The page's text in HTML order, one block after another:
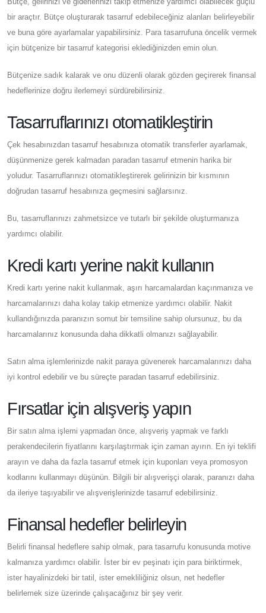
bir araçtır. Bütçe oluşturarak tasarruf edebileceğiniz alanları belirleyebilir
ve buna göre ayarlamalar yapabilirsiniz. Para tasarrufuna öncelik vermek
için bütçenize bir tasarruf kategorisi eklediğinizden emin olun.
Bütçenize sadık kalarak ve onu düzenli olarak gözden geçirerek finansal
hedeflerinize doğru ilerlemeyi sürdürebilirsiniz.
Tasarruflarınızı otomatikleştirin
Çek hesabınızdan tasarruf hesabınıza otomatik transferler ayarlamak,
düşünmenize gerek kalmadan paradan tasarruf etmenin harika bir
yoludur. Tasarruflarınızı otomatikleştirerek gelirinizin bir kısmının
doğrudan tasarruf hesabınıza geçmesini sağlarsınız.
Bu, tasarruflarınızı zahmetsizce ve tutarlı bir şekilde oluşturmanıza
yardımcı olabilir.
Kredi kartı yerine nakit kullanın
Kredi kartı yerine nakit kullanmak, aşırı harcamalardan kaçınmanıza ve
harcamalarınızı daha kolay takip etmenize yardımcı olabilir. Nakit
kullandığınızda paranızın somut bir temsiline sahip olursunuz, bu da
harcamalarınız konusunda daha dikkatli olmanızı sağlayabilir.
Satın alma işlemlerinizde nakit paraya güvenerek harcamalarınızı daha
iyi kontrol edebilir ve bu süreçte paradan tasarruf edebilirsiniz.
Fırsatlar için alışveriş yapın
Bir satın alma işlemi yapmadan önce, alışveriş yapmak ve farklı
perakendecilerin fiyatlarını karşılaştırmak için zaman ayırın. En iyi teklifi
arayın ve daha da fazla tasarruf etmek için kuponları veya promosyon
kodlarını kullanmayı düşünün. Bilgili bir alışverişçi olarak, paranızı daha
da ileriye taşıyabilir ve alışverişlerinizde tasarruf edebilirsiniz.
Finansal hedefler belirleyin
Belirli finansal hedeflere sahip olmak, para tasarrufu konusunda motive
kalmanıza yardımcı olabilir. İster bir ev peşinatı için para biriktirmek,
ister hayalinizdeki bir tatil, ister emekliliğiniz olsun, net hedefler
belirlemek size üzerinde çalışacağınız bir şey verir.